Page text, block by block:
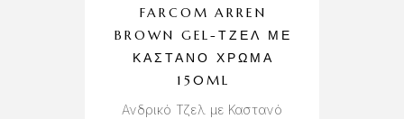
FARCOM ARREN
BROWN GEL-ΤΖΕΛ ΜΕ
ΚΑΣΤΑΝΌ ΧΡΏΜΑ
150ML
Ανδρικό Τζελ με Καστανό